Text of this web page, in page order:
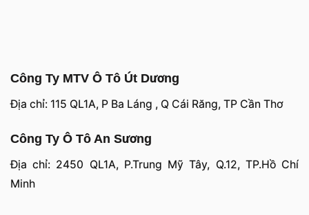
Công Ty MTV Ô Tô Út Dương
Địa chỉ: 115 QL1A, P Ba Láng , Q Cái Răng, TP Cần Thơ
Công Ty Ô Tô An Sương
Địa chỉ: 2450 QL1A, P.Trung Mỹ Tây, Q.12, TP.Hồ Chí
Minh